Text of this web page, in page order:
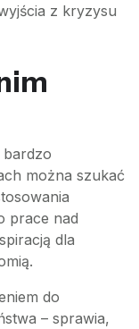
z kryzysu
można szukać
prace nad
dla
do
– sprawia,